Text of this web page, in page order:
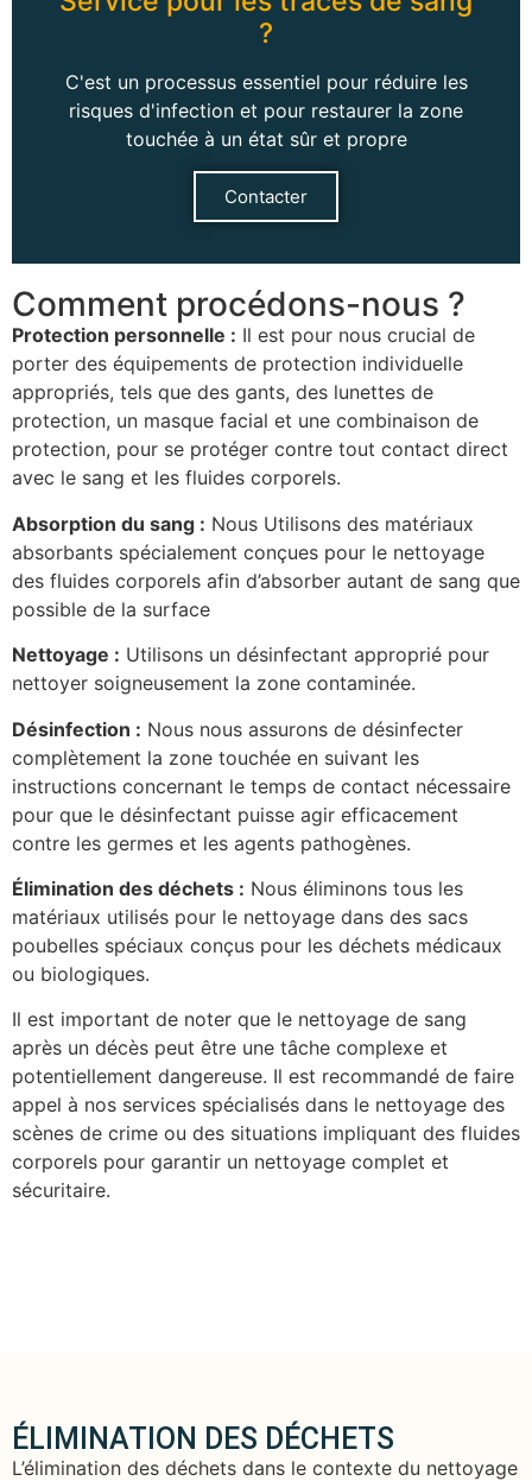
?
C'est un processus essentiel pour réduire les
risques d'infection et pour restaurer la zone
touchée à un état sûr et propre
Contacter
Comment procédons-nous ?
Protection personnelle : Il est pour nous crucial de
porter des équipements de protection individuelle
appropriés, tels que des gants, des lunettes de
protection, un masque facial et une combinaison de
protection, pour se protéger contre tout contact direct
avec le sang et les fluides corporels.
Absorption du sang : Nous Utilisons des matériaux
absorbants spécialement conçues pour le nettoyage
des fluides corporels afin d’absorber autant de sang que
possible de la surface
Nettoyage : Utilisons un désinfectant approprié pour
nettoyer soigneusement la zone contaminée.
Désinfection : Nous nous assurons de désinfecter
complètement la zone touchée en suivant les
instructions concernant le temps de contact nécessaire
pour que le désinfectant puisse agir efficacement
contre les germes et les agents pathogènes.
Élimination des déchets : Nous éliminons tous les
matériaux utilisés pour le nettoyage dans des sacs
poubelles spéciaux conçus pour les déchets médicaux
ou biologiques.
Il est important de noter que le nettoyage de sang
après un décès peut être une tâche complexe et
potentiellement dangereuse. Il est recommandé de faire
appel à nos services spécialisés dans le nettoyage des
scènes de crime ou des situations impliquant des fluides
corporels pour garantir un nettoyage complet et
sécuritaire.
ÉLIMINATION DES DÉCHETS
L’élimination des déchets dans le contexte du nettoyage